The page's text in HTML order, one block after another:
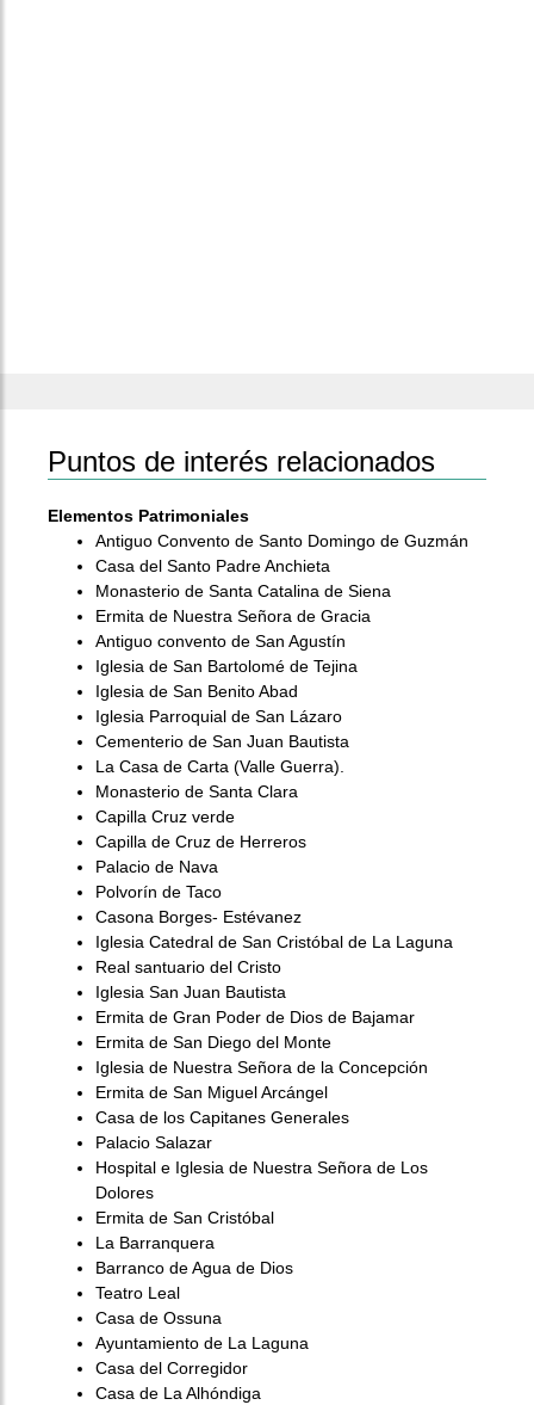
Puntos de interés relacionados
Elementos Patrimoniales
Antiguo Convento de Santo Domingo de Guzmán
Casa del Santo Padre Anchieta
Monasterio de Santa Catalina de Siena
Ermita de Nuestra Señora de Gracia
Antiguo convento de San Agustín
Iglesia de San Bartolomé de Tejina
Iglesia de San Benito Abad
Iglesia Parroquial de San Lázaro
Cementerio de San Juan Bautista
La Casa de Carta (Valle Guerra).
Monasterio de Santa Clara
Capilla Cruz verde
Capilla de Cruz de Herreros
Palacio de Nava
Polvorín de Taco
Casona Borges- Estévanez
Iglesia Catedral de San Cristóbal de La Laguna
Real santuario del Cristo
Iglesia San Juan Bautista
Ermita de Gran Poder de Dios de Bajamar
Ermita de San Diego del Monte
Iglesia de Nuestra Señora de la Concepción
Ermita de San Miguel Arcángel
Casa de los Capitanes Generales
Palacio Salazar
Hospital e Iglesia de Nuestra Señora de Los
Dolores
Ermita de San Cristóbal
La Barranquera
Barranco de Agua de Dios
Teatro Leal
Casa de Ossuna
Ayuntamiento de La Laguna
Casa del Corregidor
Casa de La Alhóndiga